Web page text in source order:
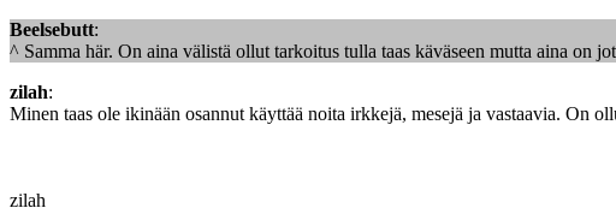
Beelsebutt:
^ Samma här. On aina välistä ollut tarkoitus tulla taas käväseen mutta aina on
zilah:
Minen taas ole ikinään osannut käyttää noita irkkejä, mesejä ja vastaavia. On
zilah